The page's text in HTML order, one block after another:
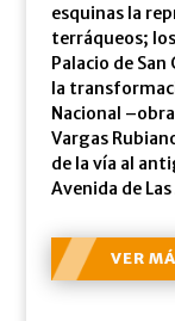
esquinas la
terráqueos;
Palacio de
la
Nacional
Vargas
de la vía al
Avenida de
VER